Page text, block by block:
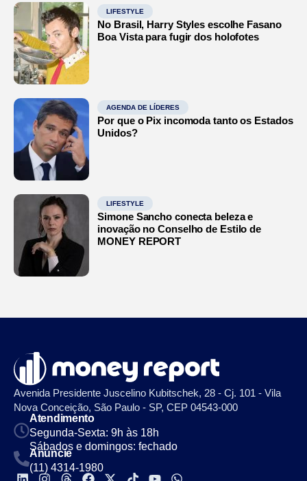
LIFESTYLE
No Brasil, Harry Styles escolhe Fasano
Boa Vista para fugir dos holofotes
AGENDA DE LÍDERES
Por que o Pix incomoda tanto os Estados
Unidos?
LIFESTYLE
Simone Sancho conecta beleza e
inovação no Conselho de Estilo de
MONEY REPORT
Avenida Presidente Juscelino Kubitschek, 28 - Cj. 101 - Vila
Nova Conceição, São Paulo - SP, CEP 04543-000
Atendimento
Segunda-Sexta: 9h às 18h
Sábados e domingos: fechado
Anuncie
(11) 4314-1980